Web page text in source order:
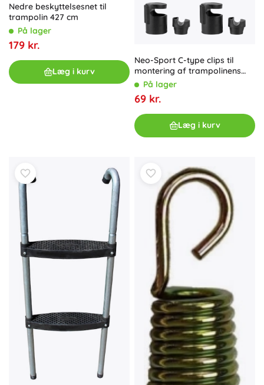
Nedre beskyttelsesnet til
trampolin 427 cm
På lager
179 kr.
Læg i kurv
Neo-Sport C-type clips til
montering af trampolinens
indvendige sikkerhedsnet (6
stk.)
På lager
69 kr.
Læg i kurv